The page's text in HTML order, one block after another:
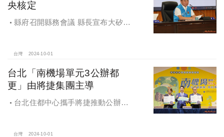
央核定
縣府召開縣務會議 縣長宣布大矽谷
台灣 2024-10-01
台北「南機場單元3公辦都
更」由將捷集團主導
台北住都中心攜手將捷推動公辦都
台灣 2024-10-01